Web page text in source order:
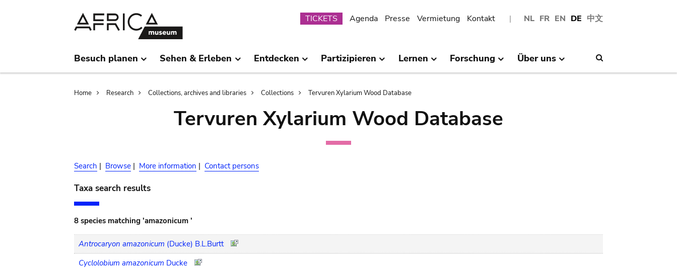
NL FR EN DE 中文
Submenu
TICKETS Agenda Presse Vermietung Kontakt
Besuch planen Sehen & Erleben Entdecken Partizipieren Lernen Forschung Über uns
Breadcrumb
Home Research Collections, archives and libraries Collections Tervuren Xylarium Wood Database
Tervuren Xylarium Wood Database
Search | Browse | More information | Contact persons
Taxa search results
8 species matching 'amazonicum '
Antrocaryon amazonicum (Ducke) B.L.Burtt
Cyclolobium amazonicum Ducke